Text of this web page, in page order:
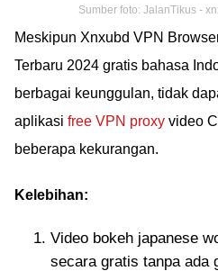
Sumber foto: JalanTikus -
Meskipun Xnxubd VPN
Terbaru 2024 gratis bahasa
berbagai keunggulan, tidak
aplikasi free VPN proxy video
beberapa kekurangan.
Kelebihan:
Video bokeh japanese
secara gratis tanpa ada